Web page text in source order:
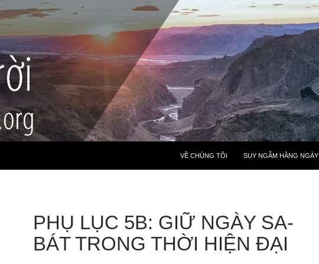
VỀ CHÚNG TÔI SUY NGẪM HẰNG NGÀY
PHỤ LỤC 5B: GIỮ NGÀY SA-
BÁT TRONG THỜI HIỆN ĐẠI